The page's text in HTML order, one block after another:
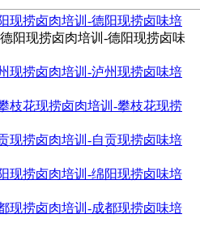
现捞卤肉培训-德阳现捞卤味培
阳现捞卤肉培训-德阳现捞卤味
现捞卤肉培训-泸州现捞卤味培
枝花现捞卤肉培训-攀枝花现捞
现捞卤肉培训-自贡现捞卤味培
现捞卤肉培训-绵阳现捞卤味培
现捞卤肉培训-成都现捞卤味培